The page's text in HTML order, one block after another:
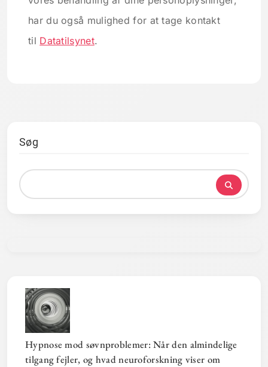
har du også mulighed for at tage kontakt
til Datatilsynet.
Søg
Hypnose mod søvnproblemer: Når den almindelige
tilgang fejler, og hvad neuroforskning viser om